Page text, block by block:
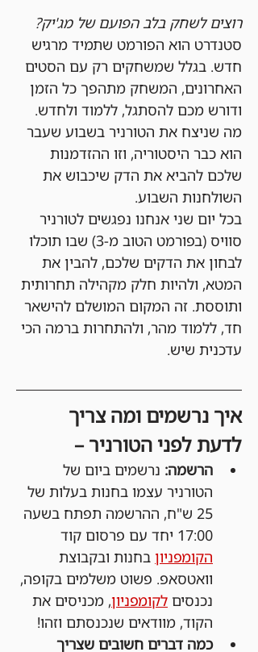
רוצים לשחק בלב הפועם של מג'יק?
סטנדרט הוא הפורמט שתמיד מרגיש
חדש. בגלל שמשחקים רק עם הסטים
האחרונים, המשחק מתהפך כל הזמן
ודורש מכם להסתגל, ללמוד ולחדש.
מה שניצח את הטורניר בשבוע שעבר
הוא כבר היסטוריה, וזו ההזדמנות
שלכם להביא את הדק שיכבוש את
השולחנות השבוע.
בכל יום שני אנחנו נפגשים לטורניר
סוויס (בפורמט הטוב מ-3) שבו תוכלו
לבחון את הדקים שלכם, להבין את
המטא, ולהיות חלק מקהילה תחרותית
ותוססת. זה המקום המושלם להישאר
חד, ללמוד מהר, ולהתחרות ברמה הכי
עדכנית שיש.
איך נרשמים ומה צריך
לדעת לפני הטורניר –
הרשמה: נרשמים ביום של
הטורניר עצמו בחנות בעלות של
25 ש"ח, ההרשמה תפתח בשעה
17:00 יחד עם פרסום קוד
הקומפניון בחנות ובקבוצת
וואטסאפ. פשוט משלמים בקופה,
נכנסים לקומפניון, מכניסים את
הקוד, מוודאים שנכנסתם וזהו!
כמה דברים חשובים שצריך